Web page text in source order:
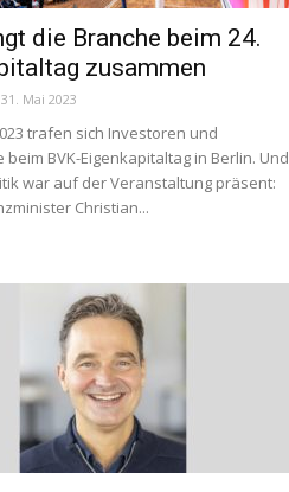
die Branche beim 24.
zusammen
31. Mai 2023
trafen sich Investoren und
BVK-Eigenkapitaltag in Berlin. Und
war auf der Veranstaltung präsent:
Christian...